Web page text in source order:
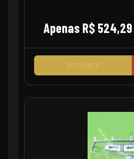
Apenas R$ 524,29